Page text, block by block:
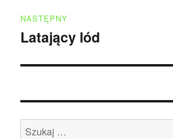
NASTĘPNY
Następny
Latający lód
Szukaj: